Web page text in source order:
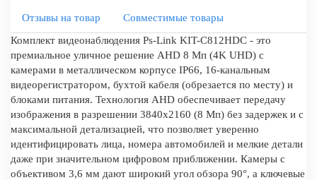
Отзывы на товар
Совместимые товары
Комплект видеонаблюдения Ps-Link KIT-C812HDC - это
премиальное уличное решение AHD 8 Мп (4K UHD) с
камерами в металлическом корпусе IP66, 16-канальным
видеорегистратором, бухтой кабеля (обрезается по месту) и
блоками питания. Технология AHD обеспечивает передачу
изображения в разрешении 3840x2160 (8 Мп) без задержек и с
максимальной детализацией, что позволяет уверенно
идентифицировать лица, номера автомобилей и мелкие детали
даже при значительном цифровом приближении. Камеры с
объективом 3,6 мм дают широкий угол обзора 90°, а ключевые